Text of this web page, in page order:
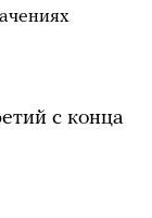
с конца